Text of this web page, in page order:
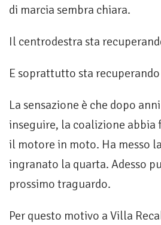
di marcia sembra chiara.
Il centrodestra sta
E soprattutto sta
La sensazione è che dopo
inseguire, la coalizione abbia
il motore in moto. Ha messo
ingranato la quarta. Adesso
prossimo traguardo.
Per questo motivo a Villa